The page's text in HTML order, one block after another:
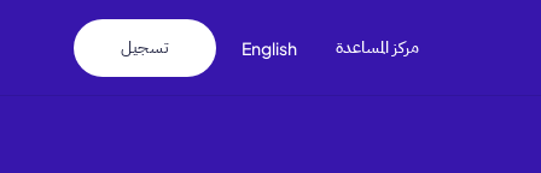
مركز المساعدة English تسجيل